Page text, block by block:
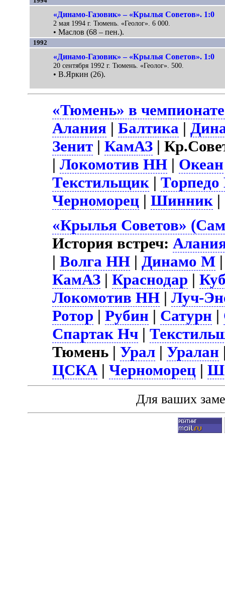
«Динамо-Газовик» – «Крылья Советов». 1:0
2 мая 1994 г. Тюмень. «Геолог». 6 000.
• Маслов (68 – пен.).
1992
«Динамо-Газовик» – «Крылья Советов». 1:0
20 сентября 1992 г. Тюмень. «Геолог». 500.
• В.Яркин (26).
«Тюмень» в
Алания |Балтика |
Зенит |КамАЗ |
|Локомотив НН | Океан
Текстильщик |
Черноморец |Шинник |
«Крылья Советов»
История встреч:
|Волга НН |Динамо М
КамАЗ |Краснодар |
Локомотив НН |Луч-
Ротор |Рубин | Сатурн |
Спартак Нч |
Тюмень |Урал |Уралан
ЦСКА |Черноморец |
Для ваших